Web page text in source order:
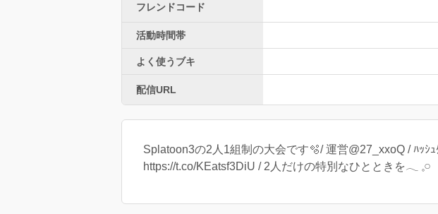
フレンドコード
活動時間帯
よく使うブキ
配信URL
Splatoon3の2人1組制の大会です🫧/ 運営@27_xxoQ / ﾊｯ
https://t.co/KEatsf3DiU / 2人だけの特別なひとときを𓂃 𓈒𓏸